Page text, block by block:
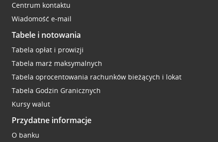
Centrum kontaktu
Wiadomość e-mail
Tabele i notowania
Tabela opłat i prowizji
Tabela marż maksymalnych
Tabela oprocentowania rachunków bieżących i lokat
Tabela Godzin Granicznych
Kursy walut
Przydatne informacje
O banku